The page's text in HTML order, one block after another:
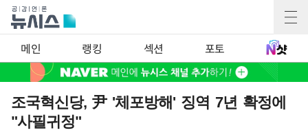
메인 랭킹 섹션 포토
조국혁신당, 尹 '체포방해' 징역 7년 확정에
"사필귀정"